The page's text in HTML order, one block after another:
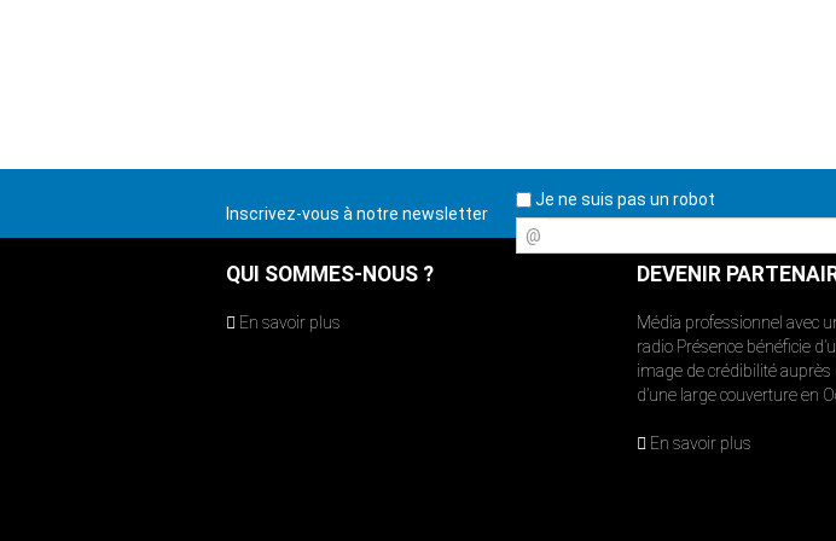
Inscrivez-vous à notre newsletter
Je ne suis pas un robot
@
QUI SOMMES-NOUS ?
En savoir plus
DEVENIR
Média professionnel avec
radio Présence bénéficie
image de crédibilité
d’une large couverture en
En savoir plus